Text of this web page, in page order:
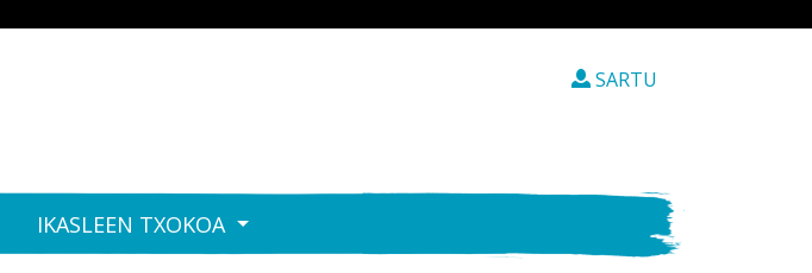
SARTU
IKASLEEN TXOKOA